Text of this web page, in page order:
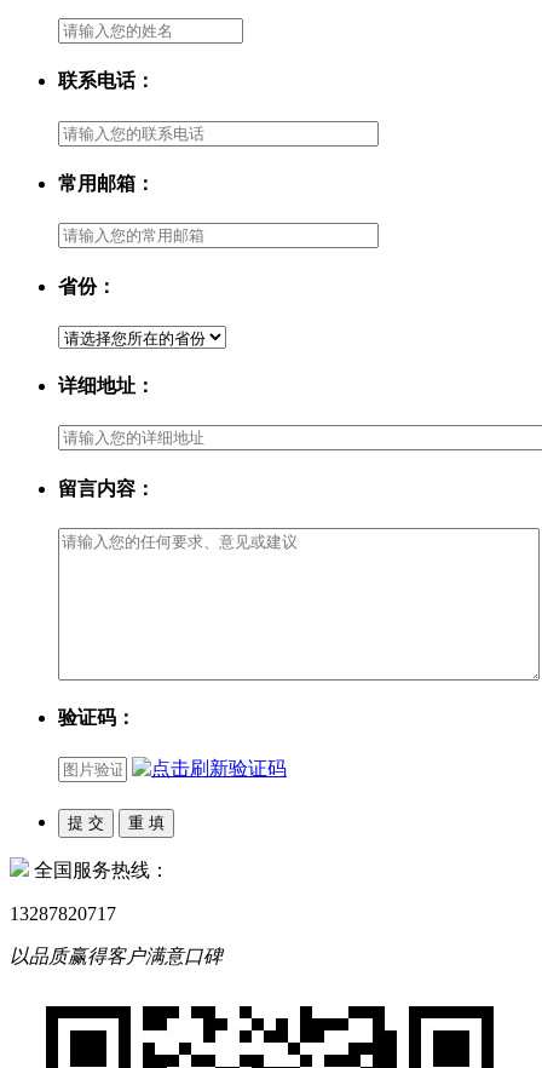
联系电话：
常用邮箱：
省份：
详细地址：
留言内容：
验证码：
全国服务热线：
13287820717
以品质赢得客户满意口碑